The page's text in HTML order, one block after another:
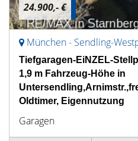
24.900,- €
München - Sendling-
Tiefgaragen-EiNZEL-
1,9 m Fahrzeug-Höhe in
Oldtimer, Eigennutzung
Garagen